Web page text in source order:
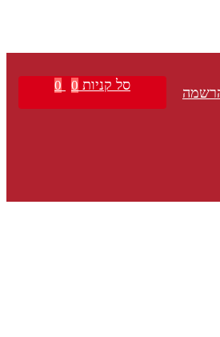
סל קניות 0
0